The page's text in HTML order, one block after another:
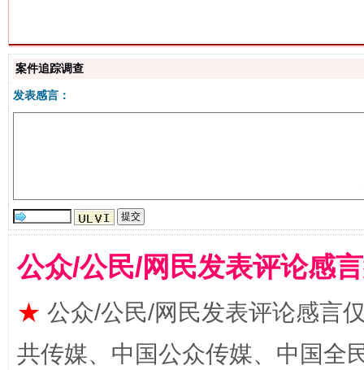
案件追踪调查
发表感言：
公众/公民/网民发表评论感
★ 公众/公民/网民发表评论感言
共传媒、中国公众传媒、中国全